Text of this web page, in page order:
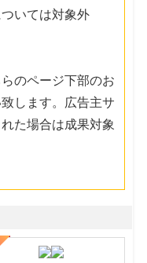
いては対象外
のページ下部のお
します。広告主サ
た場合は成果対象